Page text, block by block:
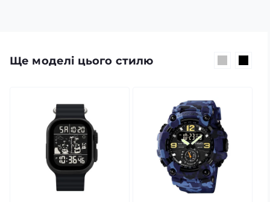
Ще моделі цього стилю